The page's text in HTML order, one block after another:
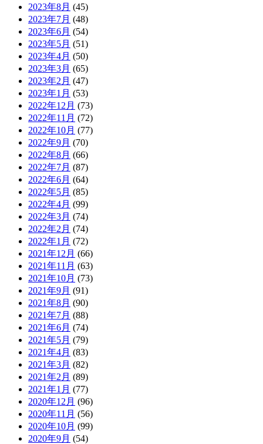
2023年8月 (45)
2023年7月 (48)
2023年6月 (54)
2023年5月 (51)
2023年4月 (50)
2023年3月 (65)
2023年2月 (47)
2023年1月 (53)
2022年12月 (73)
2022年11月 (72)
2022年10月 (77)
2022年9月 (70)
2022年8月 (66)
2022年7月 (87)
2022年6月 (64)
2022年5月 (85)
2022年4月 (99)
2022年3月 (74)
2022年2月 (74)
2022年1月 (72)
2021年12月 (66)
2021年11月 (63)
2021年10月 (73)
2021年9月 (91)
2021年8月 (90)
2021年7月 (88)
2021年6月 (74)
2021年5月 (79)
2021年4月 (83)
2021年3月 (82)
2021年2月 (89)
2021年1月 (77)
2020年12月 (96)
2020年11月 (56)
2020年10月 (99)
2020年9月 (54)